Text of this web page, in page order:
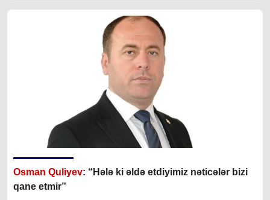
Osman Quliyev: “Hələ ki əldə etdiyimiz nəticələr bizi
qane etmir”